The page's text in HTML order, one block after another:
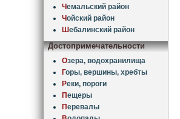
Чемальский район
Чойский район
Шебалинский район
Достопримечательности
Озера, водохранилища
Горы, вершины, хребты
Реки, пороги
Пещеры
Перевалы